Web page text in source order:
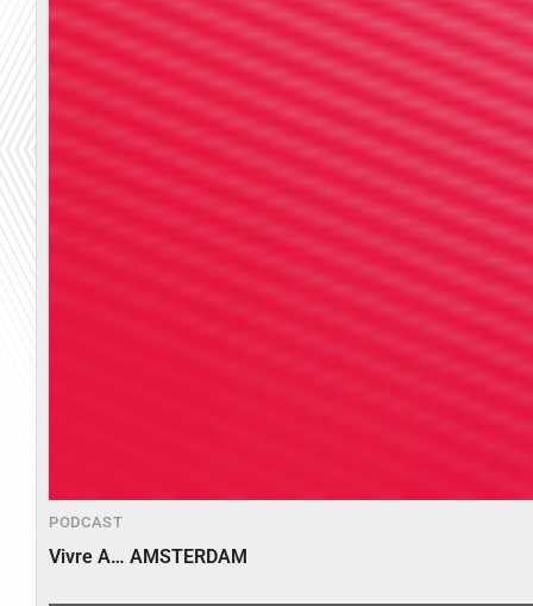
PODCAST
Vivre A… AMSTERDAM